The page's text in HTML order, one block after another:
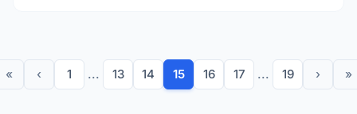
« ‹ 1 ... 13 14 15 16 17 ... 19 › »